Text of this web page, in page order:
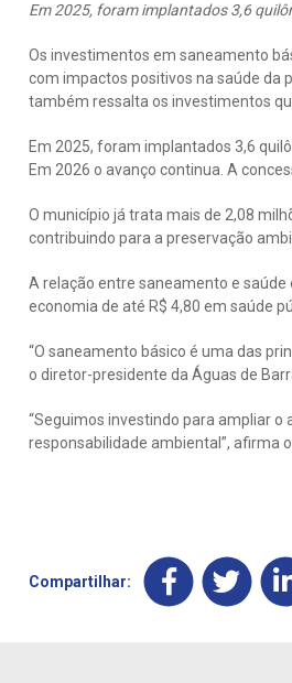
Em 2025, foram implantados 3,6
Os investimentos em saneamento
com impactos positivos na saúde da
também ressalta os investimentos
Em 2025, foram implantados 3,6
Em 2026 o avanço continua. A
O município já trata mais de 2,08
contribuindo para a preservação
A relação entre saneamento e saúde
economia de até R$ 4,80 em saúde
“O saneamento básico é uma das
o diretor-presidente da Águas de
“Seguimos investindo para ampliar
responsabilidade ambiental”, afirma
Compartilhar: